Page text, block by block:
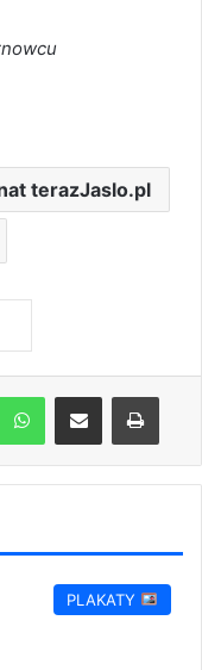
terazJaslo.pl
WhatsAppShare via Email Print
PLAKATY